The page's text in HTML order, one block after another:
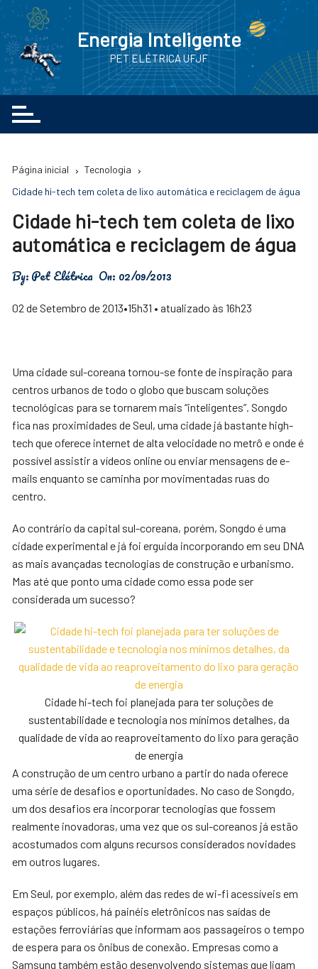
Ir
conteúdo
Energia Inteligente
PET ELÉTRICA UFJF
Página inicial
Tecnologia
Cidade hi-tech tem coleta de lixo automática e reciclagem de água
Cidade hi-tech tem coleta de lixo
automática e reciclagem de água
By:Pet Elétrica On: 02/09/2013
02 de Setembro de 2013•15h31 • atualizado às 16h23
Uma cidade sul-coreana tornou-se fonte de inspiração para
centros urbanos de todo o globo que buscam soluções
tecnológicas para se tornarem mais “inteligentes”. Songdo
fica nas proximidades de Seul, uma cidade já bastante high-
tech que oferece internet de alta velocidade no metrô e onde é
possível assistir a vídeos online ou enviar mensagens de e-
mails enquanto se caminha por movimentadas ruas do
centro.
Ao contrário da capital sul-coreana, porém, Songdo é uma
cidade experimental e já foi erguida incorporando em seu DNA
as mais avançadas tecnologias de construção e urbanismo.
Mas até que ponto uma cidade como essa pode ser
considerada um sucesso?
Cidade hi-tech foi planejada para ter soluções de
sustentabilidade e tecnologia nos mínimos detalhes, da
qualidade de vida ao reaproveitamento do lixo para geração
de energia
A construção de um centro urbano a partir do nada oferece
uma série de desafios e oportunidades. No caso de Songdo,
um dos desafios era incorporar tecnologias que fossem
realmente inovadoras, uma vez que os sul-coreanos já estão
acostumados com alguns recursos considerados novidades
em outros lugares.
Em Seul, por exemplo, além das redes de wi-fi acessíveis em
espaços públicos, há painéis eletrônicos nas saídas de
estações ferroviárias que informam aos passageiros o tempo
de espera para os ônibus de conexão. Empresas como a
Samsung também estão desenvolvendo sistemas que ligam